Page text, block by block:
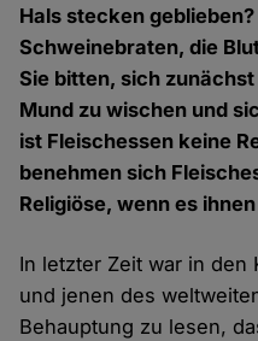
Hals stecken
Schweinebraten, die
Sie bitten, sich
Mund zu wischen und
ist Fleischessen keine
benehmen sich
Religiöse, wenn es
In letzter Zeit war in
und jenen des
Behauptung zu lesen,